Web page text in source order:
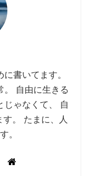
書いてます。
。 自由に生きる
じゃなくて、 自
。 たまに、人
。